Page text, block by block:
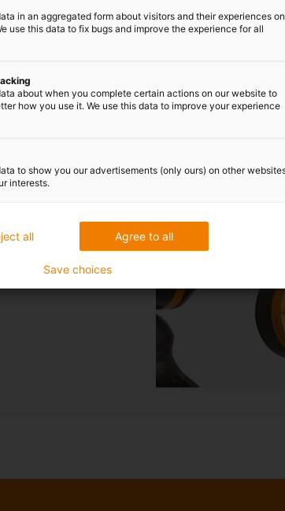
in an aggregated form about visitors and their experiences on
use this data to fix bugs and improve the experience for all
about when you complete certain actions on our website to
how you use it. We use this data to improve your experience
to show you our advertisements (only ours) on other
interests.
Agree to all
all
Save choices